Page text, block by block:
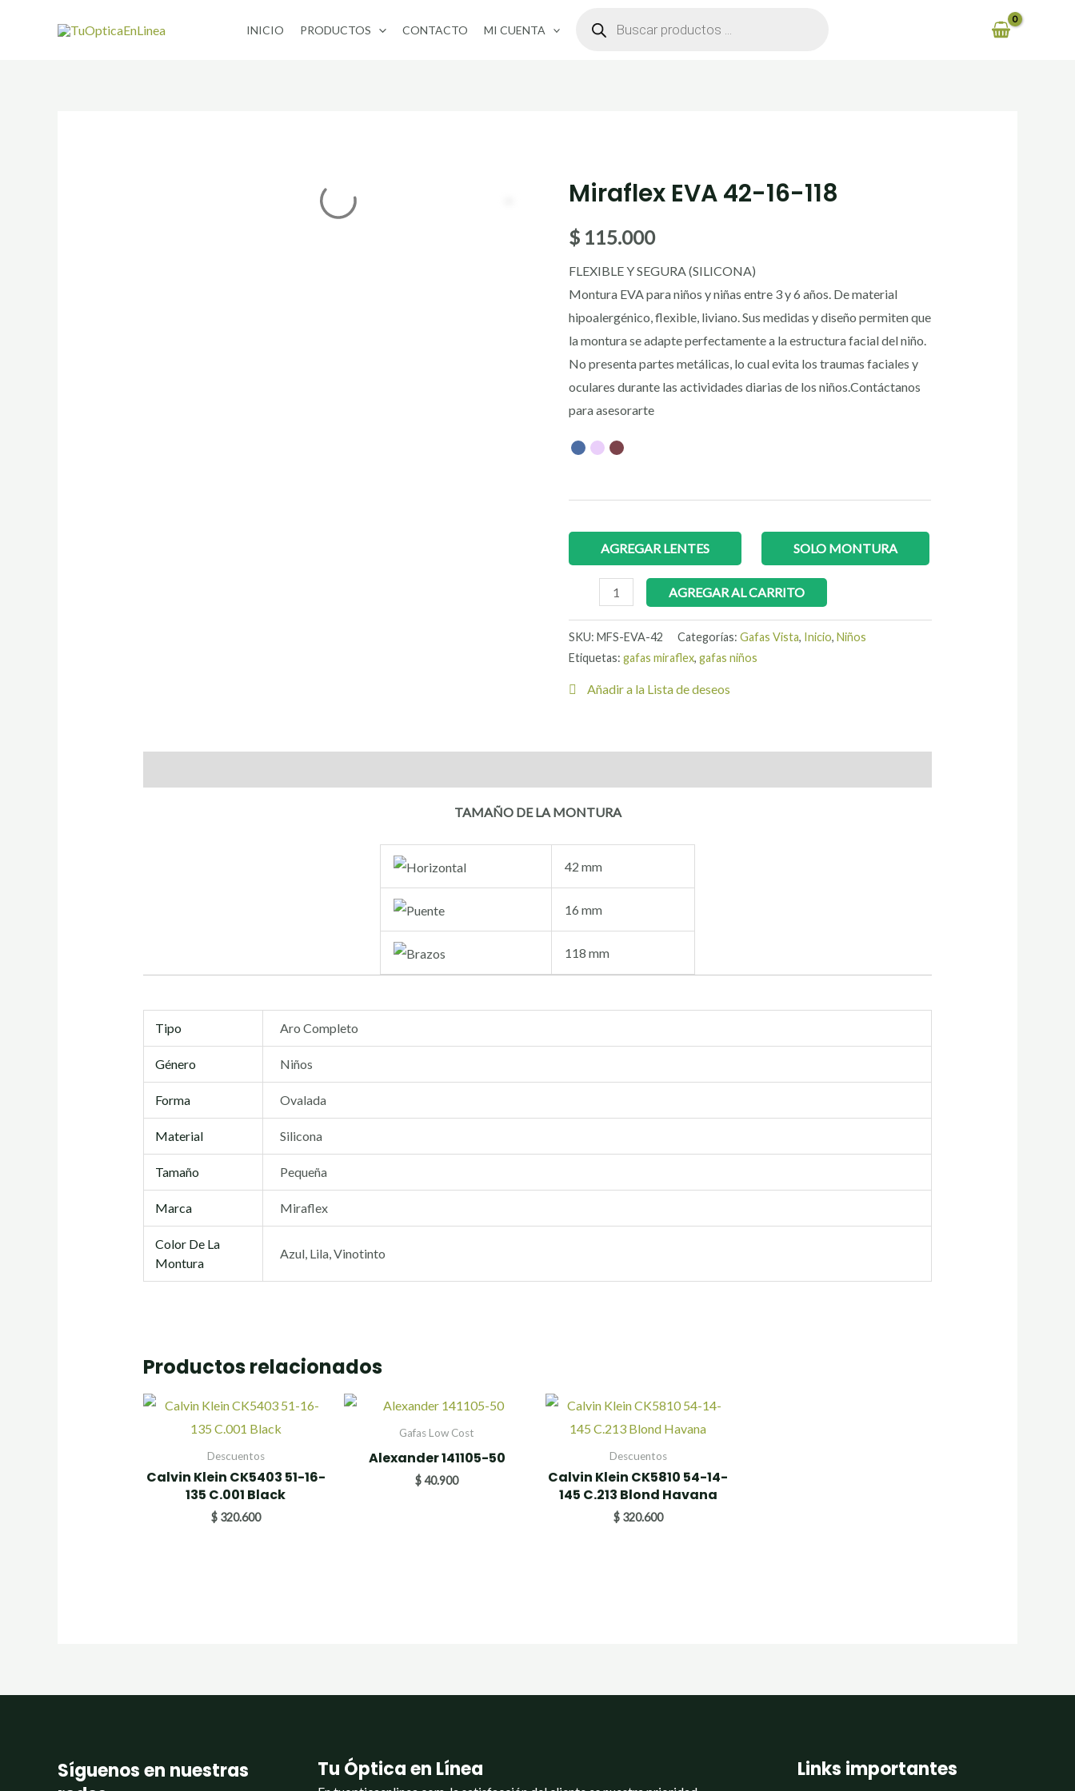
INICIO PRODUCTOS CONTACTO MI CUENTA
PRODUCTOS
Miraflex EVA 42-16-118
$ 115.000
FLEXIBLE Y SEGURA (SILICONA)
Montura EVA para niños y niñas entre 3 y 6 años. De material
hipoalergénico, flexible, liviano. Sus medidas y diseño permiten que
la montura se adapte perfectamente a la estructura facial del niño.
No presenta partes metálicas, lo cual evita los traumas faciales y
oculares durante las actividades diarias de los niños.Contáctanos
para asesorarte
AGREGAR LENTES SOLO MONTURA
Miraflex
42-
AGREGAR AL CARRITO
SKU:MFS-EVA-42 Categorías:Gafas Vista, Inicio,Niños
Etiquetas:gafas miraflex,gafas niños
Añadir a la Lista de deseos
TAMAÑO DE LA MONTURA
42 mm
16 mm
118 mm
Tipo Aro Completo
Género Niños
Forma Ovalada
Material Silicona
Tamaño Pequeña
Marca Miraflex
Color De La
Montura
Azul, Lila, Vinotinto
Productos relacionados
Descuentos
Calvin Klein CK5403 51-16-
135 C.001 Black
$320.600
Gafas Low Cost
Alexander 141105-50
$40.900
Descuentos
Calvin Klein CK5810 54-14-
145 C.213 Blond Havana
$320.600
Síguenos en nuestras
Tu Óptica en Línea Links importantes